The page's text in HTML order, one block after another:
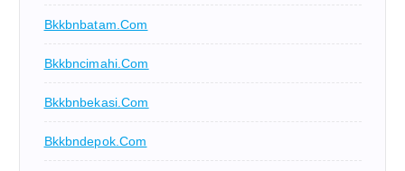
Bkkbnbatam.com
Bkkbncimahi.com
Bkkbnbekasi.com
Bkkbndepok.com